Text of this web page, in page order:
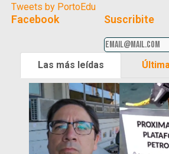
Tweets by PortoEdu
Facebook Suscribite
Las más leídas